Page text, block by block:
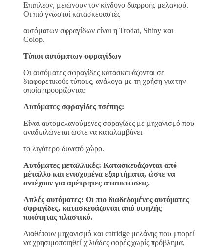
Επιπλέον, μειώνουν τον κίνδυνο διαρροής μελανιού.
Οι πιό γνωστοί κατασκευαστές
αυτόματων σφραγίδων είναι η Trodat, Shiny και
Colop.
Τύποι αυτόματων σφραγίδων
Οι αυτόματες σφραγίδες κατασκευάζονται σε
διαφορετικούς τύπους, ανάλογα με τη χρήση για την
οποία προορίζονται:
Αυτόματες σφραγίδες τσέπης:
Είναι αυτομελανούμενες σφραγίδες με μηχανισμό που
αναδιπλώνεται ώστε να καταλαμβάνει
το λιγότερο δυνατό χώρο.
Αυτόματες μεταλλικές: Κατασκευάζονται από
μέταλλο και ενισχυμένα εξαρτήματα, ώστε να
αντέχουν για αμέτρητες αποτυπώσεις.
Απλές αυτόματες: Οι πιο διαδεδομένες αυτόματες
σφραγίδες, κατασκευάζονται από υψηλής
ποιότητας πλαστικό.
Διαθέτουν μηχανισμό και catridge μελάνης που μπορεί
να χρησιμοποιηθεί χιλιάδες φορές χωρίς πρόβλημα,